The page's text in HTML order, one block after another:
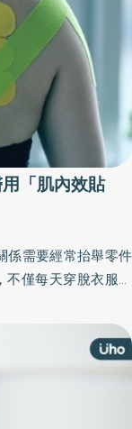
「肌內效貼
係需要經常抬舉零件
僅每天穿脫衣服時